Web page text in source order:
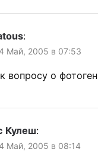
:
Май, 2005 в 07:53
вопросу о
Кулеш:
Май, 2005 в 08:14